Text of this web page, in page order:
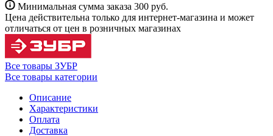
Минимальная сумма заказа 300 руб.
Цена действительна только для интернет-магазина и может
отличаться от цен в розничных магазинах
Все товары ЗУБР
Все товары категории
Описание
Характеристики
Оплата
Доставка